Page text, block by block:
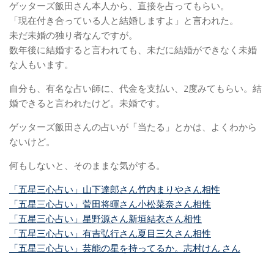
ゲッターズ飯田さん本人から、直接を占ってもらい。
「現在付き合っている人と結婚しますよ」と言われた。
未だ未婚の独り者なんですが。
数年後に結婚すると言われても、未だに結婚ができなく未婚
な人もいます。
自分も、有名な占い師に、代金を支払い、2度みてもらい。結
婚できると言われたけど。未婚です。
ゲッターズ飯田さんの占いが「当たる」とかは、よくわから
ないけど。
何もしないと、そのままな気がする。
「五星三心占い」山下達郎さん竹内まりやさん相性
「五星三心占い」菅田将暉さん小松菜奈さん相性
「五星三心占い」星野源さん新垣結衣さん相性
「五星三心占い」有吉弘行さん夏目三久さん相性
「五星三心占い」芸能の星を持ってるか。志村けん さん